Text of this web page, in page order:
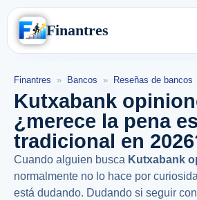
Finantres
Finantres » Bancos » Reseñas de bancos
Kutxabank
¿merece la pena
tradicional en
Cuando alguien busca Kutxabank
normalmente no lo hace por
está dudando. Dudando si seguir